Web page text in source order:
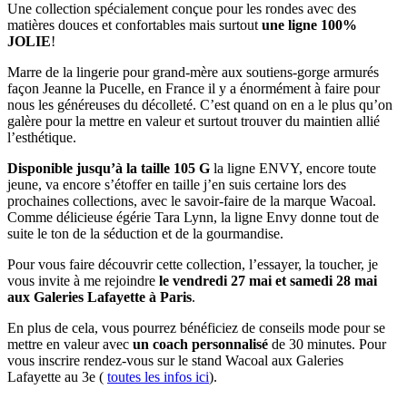
Une collection spécialement conçue pour les rondes avec des
matières douces et confortables mais surtout une ligne 100%
JOLIE!
Marre de la lingerie pour grand-mère aux soutiens-gorge armurés
façon Jeanne la Pucelle, en France il y a énormément à faire pour
nous les généreuses du décolleté. C’est quand on en a le plus qu’on
galère pour la mettre en valeur et surtout trouver du maintien allié
l’esthétique.
Disponible jusqu’à la taille 105 G la ligne ENVY, encore toute
jeune, va encore s’étoffer en taille j’en suis certaine lors des
prochaines collections, avec le savoir-faire de la marque Wacoal.
Comme délicieuse égérie Tara Lynn, la ligne Envy donne tout de
suite le ton de la séduction et de la gourmandise.
Pour vous faire découvrir cette collection, l’essayer, la toucher, je
vous invite à me rejoindre le vendredi 27 mai et samedi 28 mai
aux Galeries Lafayette à Paris.
En plus de cela, vous pourrez bénéficiez de conseils mode pour se
mettre en valeur avec un coach personnalisé de 30 minutes. Pour
vous inscrire rendez-vous sur le stand Wacoal aux Galeries
Lafayette au 3e ( toutes les infos ici).